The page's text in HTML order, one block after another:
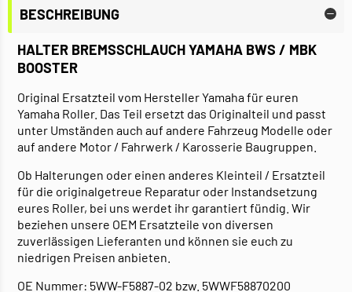
BESCHREIBUNG
HALTER BREMSSCHLAUCH YAMAHA BWS / MBK
BOOSTER
Original Ersatzteil vom Hersteller Yamaha für euren
Yamaha Roller. Das Teil ersetzt das Originalteil und passt
unter Umständen auch auf andere Fahrzeug Modelle oder
auf andere Motor / Fahrwerk / Karosserie Baugruppen.
Ob Halterungen oder einen anderes Kleinteil / Ersatzteil
für die originalgetreue Reparatur oder Instandsetzung
eures Roller, bei uns werdet ihr garantiert fündig. Wir
beziehen unsere OEM Ersatzteile von diversen
zuverlässigen Lieferanten und können sie euch zu
niedrigen Preisen anbieten.
OE Nummer: 5WW-F5887-02 bzw. 5WWF58870200